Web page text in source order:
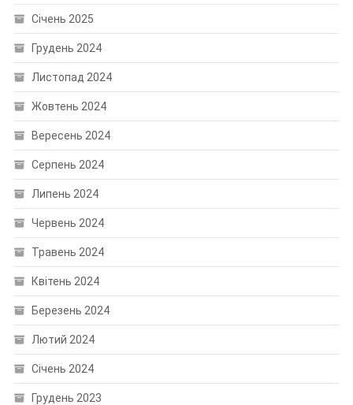
Січень 2025
Грудень 2024
Листопад 2024
Жовтень 2024
Вересень 2024
Серпень 2024
Липень 2024
Червень 2024
Травень 2024
Квітень 2024
Березень 2024
Лютий 2024
Січень 2024
Грудень 2023